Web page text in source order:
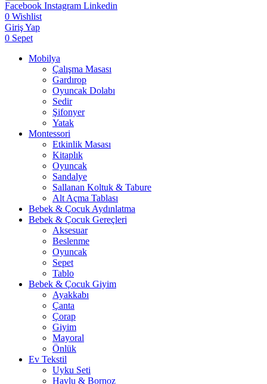
Facebook Instagram Linkedin
0 Wishlist
Giriş Yap
0 Sepet
Mobilya
Çalışma Masası
Gardırop
⁠Oyuncak Dolabı
Sedir
Şifonyer
Yatak
Montessori
Etkinlik Masası
Kitaplık
Oyuncak
Sandalye
Sallanan Koltuk & Tabure
Alt Açma Tablası
Bebek & Çocuk Aydınlatma
Bebek & Çocuk Gereçleri
Aksesuar
Beslenme
Oyuncak
Sepet
Tablo
Bebek & Çocuk Giyim
Ayakkabı
Çanta
Çorap
Giyim
Mayoral
Önlük
Ev Tekstil
Uyku Seti
Havlu & Bornoz